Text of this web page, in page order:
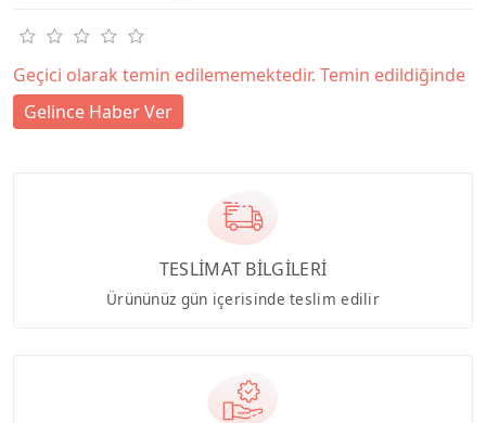
Geçici olarak temin edilememektedir. Temin edildiğinde
Gelince Haber Ver
TESLİMAT BİLGİLERİ
Ürününüz gün içerisinde teslim edilir